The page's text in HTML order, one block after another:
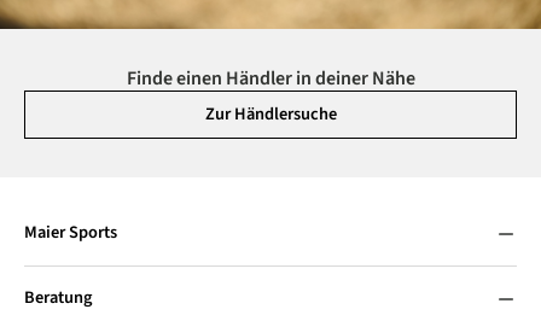
Finde einen Händler in deiner Nähe
Zur Händlersuche
Maier Sports
Beratung